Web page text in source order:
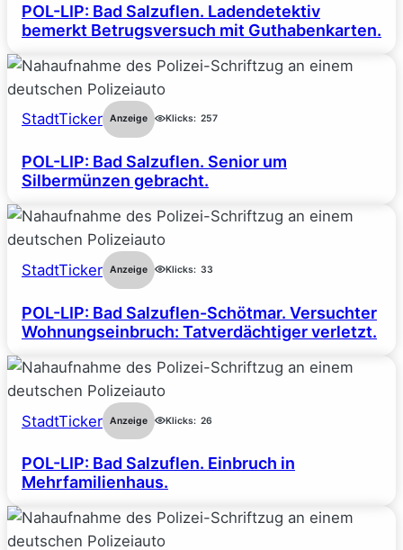
POL-LIP: Bad Salzuflen. Ladendetektiv
bemerkt Betrugsversuch mit Guthabenkarten.
StadtTicker Anzeige Klicks: 257
POL-LIP: Bad Salzuflen. Senior um
Silbermünzen gebracht.
StadtTicker Anzeige Klicks: 33
POL-LIP: Bad Salzuflen-Schötmar. Versuchter
Wohnungseinbruch: Tatverdächtiger verletzt.
StadtTicker Anzeige Klicks: 26
POL-LIP: Bad Salzuflen. Einbruch in
Mehrfamilienhaus.